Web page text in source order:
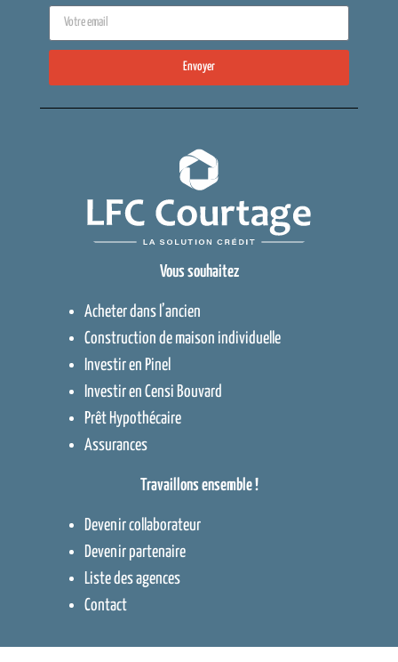
Envoyer
Vous souhaitez
Acheter dans l’ancien
Construction de maison individuelle
Investir en Pinel
Investir en Censi Bouvard
Prêt Hypothécaire
Assurances
Travaillons ensemble !
Devenir collaborateur
Devenir partenaire
Liste des agences
Contact